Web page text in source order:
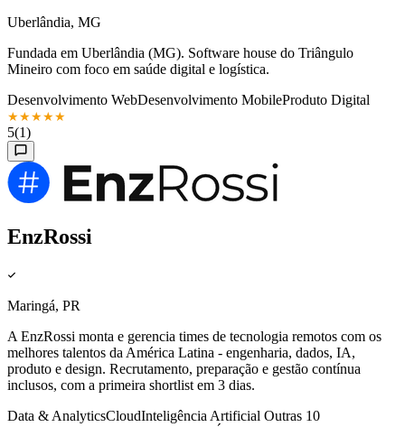
Uberlândia, MG
Fundada em Uberlândia (MG). Software house do Triângulo
Mineiro com foco em saúde digital e logística.
Desenvolvimento WebDesenvolvimento MobileProduto Digital
★★★★★
5(1)
EnzRossi
Maringá, PR
A EnzRossi monta e gerencia times de tecnologia remotos com os
melhores talentos da América Latina - engenharia, dados, IA,
produto e design. Recrutamento, preparação e gestão contínua
inclusos, com a primeira shortlist em 3 dias.
Data & AnalyticsCloudInteligência Artificial Outras 10